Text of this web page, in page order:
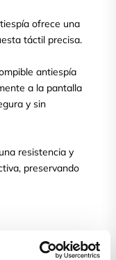
ofrece una
táctil precisa.
antiespía
a la pantalla
y sin
resistencia y
preservando